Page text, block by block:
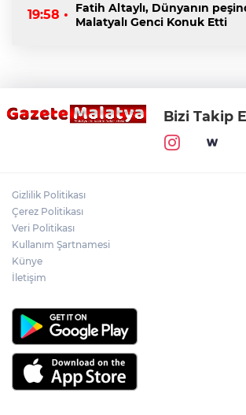
19:58 •
Fatih Altaylı, Dünyanın
Malatyalı Genci Konuk Etti
Bizi Takip
Gizlilik Politikası
Çerez Politikası
Veri Politikası
Kullanım Şartnamesi
Künye
İletişim